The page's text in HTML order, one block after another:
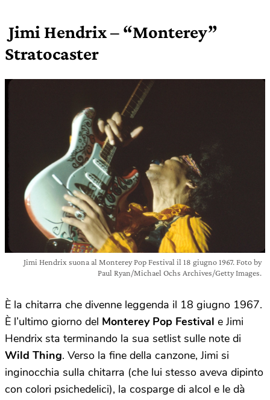
Jimi Hendrix – “Monterey”
Stratocaster
Jimi Hendrix suona al Monterey Pop Festival il 18 giugno 1967. Foto by
Paul Ryan/Michael Ochs Archives/Getty Images.
È la chitarra che divenne leggenda il 18 giugno 1967.
È l’ultimo giorno del Monterey Pop Festival e Jimi
Hendrix sta terminando la sua setlist sulle note di
Wild Thing. Verso la fine della canzone, Jimi si
inginocchia sulla chitarra (che lui stesso aveva dipinto
con colori psichedelici), la cosparge di alcol e le dà